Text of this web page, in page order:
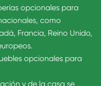
opcionales para
como
Francia, Reino Unido,
opcionales para
y de la casa se